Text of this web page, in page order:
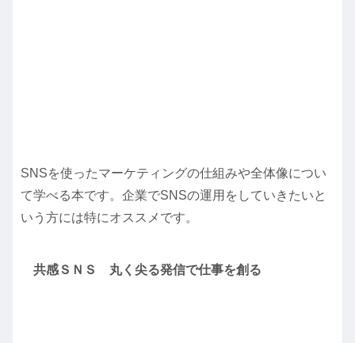
SNSを使ったマーケティングの仕組みや全体像につい
て学べる本です。企業でSNSの運用をしていきたいと
いう方には特にオススメです。
共感ＳＮＳ 丸く尖る発信で仕事を創る